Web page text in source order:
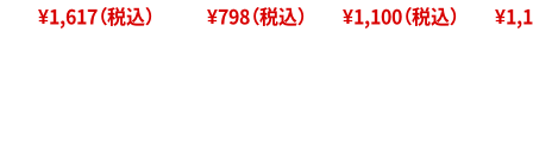
¥1,617（税込） ¥798（税込） ¥1,100（税込）